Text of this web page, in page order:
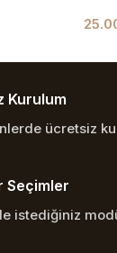
Kurulum
ücretsiz
Seçimler
istediğiniz